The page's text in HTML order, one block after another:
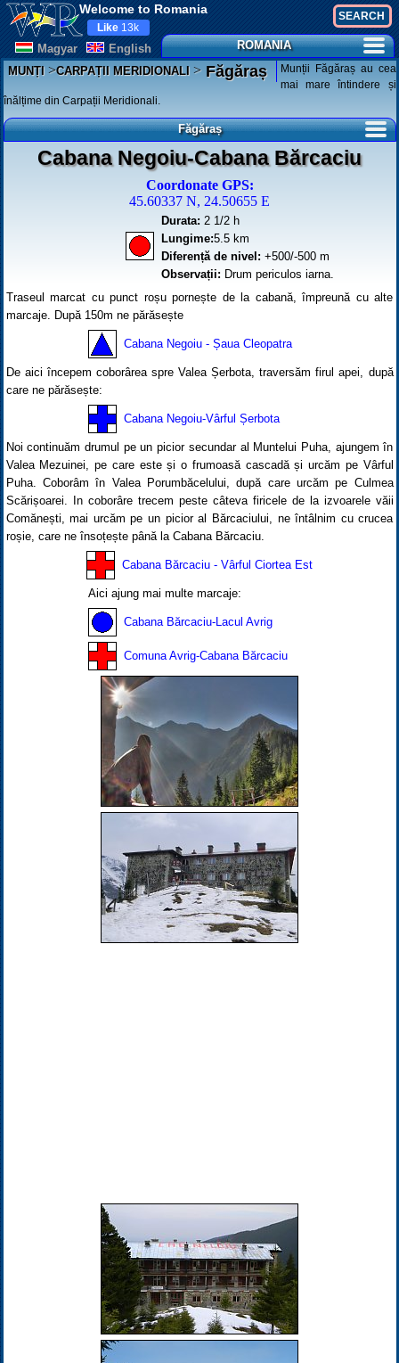
Welcome to Romania
Magyar English
Like 13k
ROMANIA
MUNȚI>CARPAȚII MERIDIONALI>Făgăraș
Munții Făgăraș au cea
mai mare întindere și
înălțime din Carpații Meridionali.
Făgăraș
Cabana Negoiu-Cabana Bărcaciu
Coordonate GPS:
45.60337 N, 24.50655 E
Durata: 2 1/2 h
Lungime:5.5 km
Diferență de nivel: +500/-500 m
Observații: Drum periculos iarna.
Traseul marcat cu punct roșu pornește de la cabană, împreună cu alte
marcaje. După 150m ne părăsește
Cabana Negoiu - Șaua Cleopatra
De aici începem coborârea spre Valea Șerbota, traversăm firul apei, după
care ne părăsește:
Cabana Negoiu-Vârful Șerbota
Noi continuăm drumul pe un picior secundar al Muntelui Puha, ajungem în
Valea Mezuinei, pe care este și o frumoasă cascadă și urcăm pe Vârful
Puha. Coborâm în Valea Porumbăcelului, după care urcăm pe Culmea
Scărișoarei. In coborâre trecem peste câteva firicele de la izvoarele văii
Comănești, mai urcăm pe un picior al Bărcaciului, ne întâlnim cu crucea
roșie, care ne însoțește până la Cabana Bărcaciu.
Cabana Bărcaciu - Vârful Ciortea Est
Aici ajung mai multe marcaje:
Cabana Bărcaciu-Lacul Avrig
Comuna Avrig-Cabana Bărcaciu